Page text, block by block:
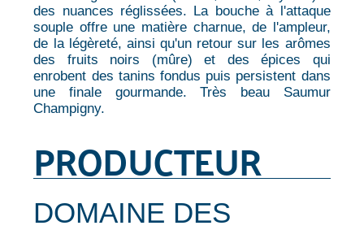
des nuances réglissées. La bouche à l'attaque
souple offre une matière charnue, de l'ampleur,
de la légèreté, ainsi qu'un retour sur les arômes
des fruits noirs (mûre) et des épices qui
enrobent des tanins fondus puis persistent dans
une finale gourmande. Très beau Saumur
Champigny.
PRODUCTEUR
DOMAINE DES